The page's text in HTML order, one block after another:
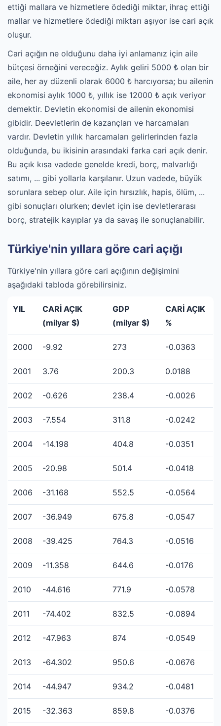
ettiği mallara ve hizmetlere ödediği miktar, ihraç ettiği
mallar ve hizmetlere ödediği miktarı aşıyor ise cari açık
oluşur.
Cari açığın ne olduğunu daha iyi anlamanız için aile
bütçesi örneğini vereceğiz. Aylık geliri 5000 ₺ olan bir
aile, her ay düzenli olarak 6000 ₺ harcıyorsa; bu ailenin
ekonomisi aylık 1000 ₺, yıllık ise 12000 ₺ açık veriyor
demektir. Devletin ekonomisi de ailenin ekonomisi
gibidir. Deevletlerin de kazançları ve harcamaları
vardır. Devletin yıllık harcamaları gelirlerinden fazla
olduğunda, bu ikisinin arasındaki farka cari açık denir.
Bu açık kısa vadede genelde kredi, borç, malvarlığı
satımı, ... gibi yollarla karşılanır. Uzun vadede, büyük
sorunlara sebep olur. Aile için hırsızlık, hapis, ölüm, ...
gibi sonuçları olurken; devlet için ise devletlerarası
borç, stratejik kayıplar ya da savaş ile sonuçlanabilir.
Türkiye'nin yıllara göre cari açığı
Türkiye'nin yıllara göre cari açığının değişimini
aşağıdaki tabloda görebilirsiniz.
YIL
CARİ AÇIK
(milyar $)
GDP
(milyar $)
CARİ AÇIK
%
2000 -9.92 273 -0.0363
2001 3.76 200.3 0.0188
2002 -0.626 238.4 -0.0026
2003 -7.554 311.8 -0.0242
2004 -14.198 404.8 -0.0351
2005 -20.98 501.4 -0.0418
2006 -31.168 552.5 -0.0564
2007 -36.949 675.8 -0.0547
2008 -39.425 764.3 -0.0516
2009 -11.358 644.6 -0.0176
2010 -44.616 771.9 -0.0578
2011 -74.402 832.5 -0.0894
2012 -47.963 874 -0.0549
2013 -64.302 950.6 -0.0676
2014 -44.947 934.2 -0.0481
2015 -32.363 859.8 -0.0376